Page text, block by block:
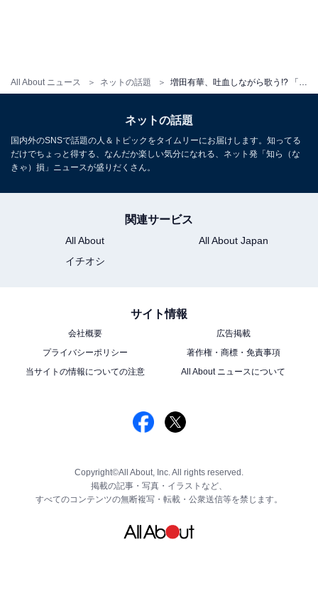
All About ニュース ネットの話題
ネットの話題
国内外のSNSで話題の人＆トピックをタイムリーにお届けします。知ってる
だけでちょっと得する、なんだか楽しい気分になれる、ネット発「知ら（な
きゃ）損」ニュースが盛りだくさん。
関連サービス
All About
All About Japan
イチオシ
サイト情報
会社概要
広告掲載
プライバシーポリシー
著作権・商標・免責事項
当サイトの情報についての注意
All About ニュースについて
Copyright©All About, Inc. All rights reserved.
掲載の記事・写真・イラストなど、
すべてのコンテンツの無断複写・転載・公衆送信等を禁じます。